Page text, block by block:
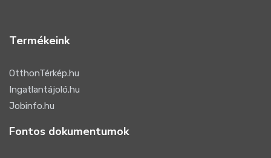
Termékeink
OtthonTérkép.hu
Ingatlantájoló.hu
Jobinfo.hu
Fontos dokumentumok